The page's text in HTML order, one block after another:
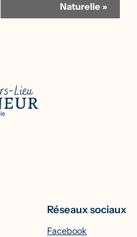
Naturelle »
Réseaux sociaux
Facebook